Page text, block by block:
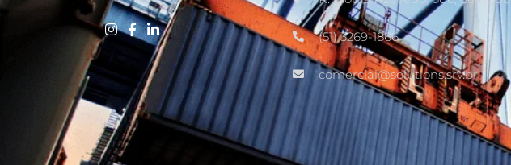
(51) 3269-1866
comercial@solutions.srv.br